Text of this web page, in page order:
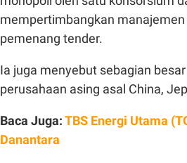
mempertimbangkan
pemenang tender.
Ia juga menyebut sebagian
perusahaan asing asal China,
Baca Juga:TBS Energi Utama
Danantara